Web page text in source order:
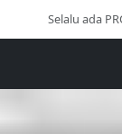
Selalu ada